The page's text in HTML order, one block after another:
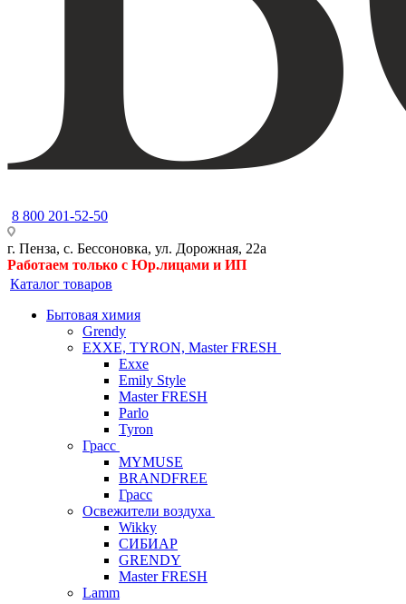
8 800 201-52-50
г. Пенза, с. Бессоновка, ул. Дорожная, 22а
Работаем только с Юр.лицами и ИП
Каталог товаров
Бытовая химия
Grendy
EXXE, TYRON, Master FRESH
Exxe
Emily Style
Master FRESH
Parlo
Tyron
Грасс
MYMUSE
BRANDFREE
Грасс
Освежители воздуха
Wikky
СИБИАР
GRENDY
Master FRESH
Lamm